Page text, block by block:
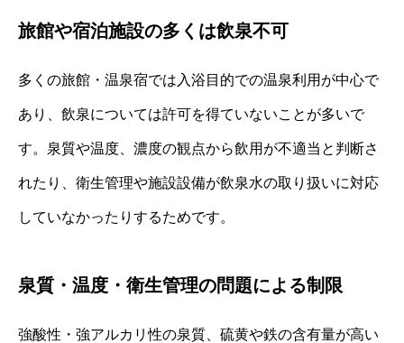
旅館や宿泊施設の多くは飲泉不可
多くの旅館・温泉宿では入浴目的での温泉利用が中心で
あり、飲泉については許可を得ていないことが多いで
す。泉質や温度、濃度の観点から飲用が不適当と判断さ
れたり、衛生管理や施設設備が飲泉水の取り扱いに対応
していなかったりするためです。
泉質・温度・衛生管理の問題による制限
強酸性・強アルカリ性の泉質、硫黄や鉄の含有量が高い